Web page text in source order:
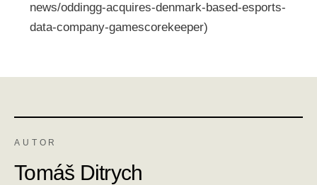
news/oddingg-acquires-denmark-based-esports-
data-company-gamescorekeeper)
AUTOR
Tomáš Ditrych